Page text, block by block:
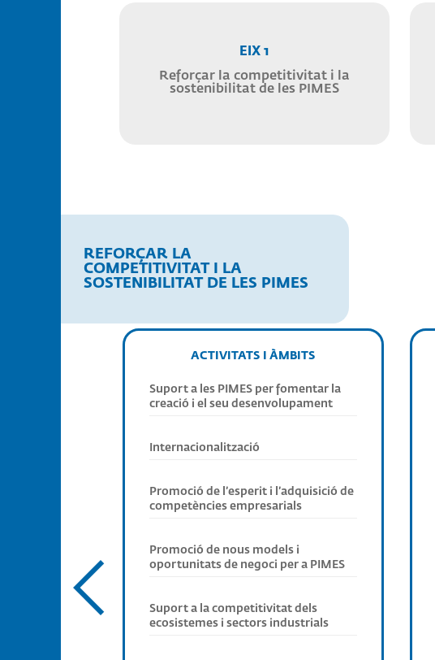
EIX 1
Reforçar la competitivitat i la
sostenibilitat de les PIMES
REFORÇAR LA
COMPETITIVITAT I LA
SOSTENIBILITAT DE LES PIMES
ACTIVITATS I ÀMBITS
Suport a les PIMES per fomentar la
creació i el seu desenvolupament
Internacionalització
Promoció de l’esperit i l’adquisició de
competències empresarials
Promoció de nous models i
oportunitats de negoci per a PIMES
Suport a la competitivitat dels
ecosistemes i sectors industrials